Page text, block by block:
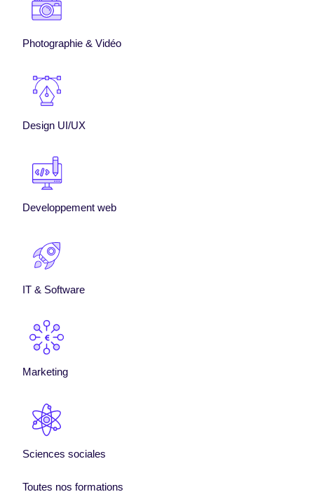
Photographie & Vidéo
Design UI/UX
Developpement web
IT & Software
Marketing
Sciences sociales
Toutes nos formations